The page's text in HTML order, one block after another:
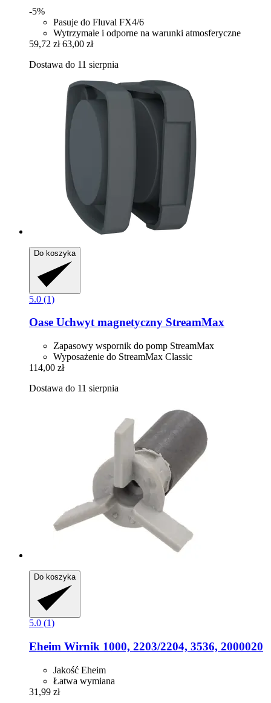
-5%
Pasuje do Fluval FX4/6
Wytrzymałe i odporne na warunki atmosferyczne
59,72 zł 63,00 zł
Dostawa do 11 sierpnia
Do koszyka
5.0 (1)
Oase Uchwyt magnetyczny StreamMax
Zapasowy wspornik do pomp StreamMax
Wyposażenie do StreamMax Classic
114,00 zł
Dostawa do 11 sierpnia
Do koszyka
5.0 (1)
Eheim Wirnik 1000, 2203/2204, 3536, 2000020
Jakość Eheim
Łatwa wymiana
31,99 zł